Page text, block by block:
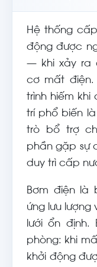
Hệ thống
động được
— khi xảy ra
cơ mất điện.
trình hiếm
trí phổ biến
trò bổ trợ
phần gặp sự
duy trì cấp
Bơm điện là
ứng lưu
lưới ổn định.
phòng: khi
khởi động